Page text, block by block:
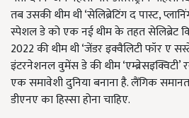
तब उसकी थीम थी ‘सेलिब्रेटिंग द पास्ट,
स्पेशल डे को एक नई थीम के तहत सेलिब्रेट
2022 की थीम थी ‘जेंडर इक्वैलिटी फॉर ए
इंटरनेशनल वुमेंस डे की थीम
एक समावेशी दुनिया बनाना है. लैंगिक
डीएनए का हिस्सा होना चाहिए.